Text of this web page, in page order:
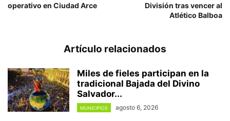
operativo en Ciudad Arce
División tras vencer al
Atlético Balboa
Artículo relacionados
Miles de fieles participan en la
tradicional Bajada del Divino
Salvador...
MUNICIPIOS agosto 6, 2026